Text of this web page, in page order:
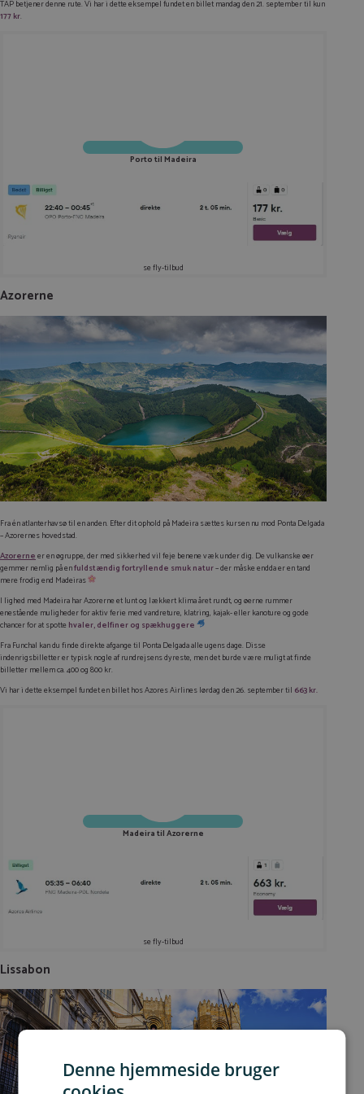
TAP betjener denne rute. Vi har i dette eksempel fundet en billet mandag den 21. september til kun
177 kr.
Porto til Madeira
se fly-tilbud
Azorerne
Fra én atlanterhavsø til en anden. Efter dit ophold på Madeira sættes kursen nu mod Ponta Delgada
– Azorernes hovedstad.
Azorerneer en øgruppe, der med sikkerhed vil feje benene væk under dig. De vulkanske øer
gemmer nemlig på enfuldstændig fortryllende smuk natur– der måske endda er en tand
mere frodig end Madeiras
I lighed med Madeira har Azorerne et lunt og lækkert klima året rundt, og øerne rummer
enestående muligheder for aktiv ferie med vandreture, klatring, kajak- eller kanoture og gode
chancer for at spottehvaler, delfiner og spækhuggere
Fra Funchal kan du finde direkte afgange til Ponta Delgada alle ugens dage. Disse
indenrigsbilletter er typisk nogle af rundrejsens dyreste, men det burde være muligt at finde
billetter mellem ca. 400 og 800 kr.
Vi har i dette eksempel fundet en billet hos Azores Airlines lørdag den 26. september til 663 kr.
Madeira til Azorerne
se fly-tilbud
Lissabon
Denne hjemmeside bruger